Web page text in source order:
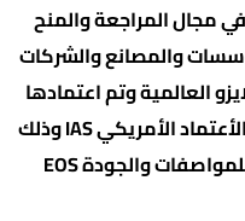
المراجعة والمنح
والمصانع والشركات
العالمية وتم اعتمادها
من المجلس الوطني EGAC ومجلس الأعتماد الأمريكي IAS وذلك
تحت إشراف الهيئة المصرية العامة للمواصفات والجودة EOS